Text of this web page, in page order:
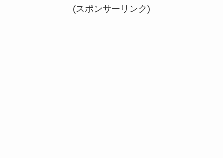
(スポンサーリンク)